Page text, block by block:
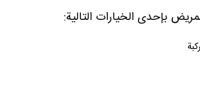
بإحدى الخيارات التالية: